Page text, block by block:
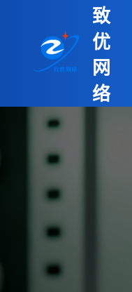
致
优
网
络